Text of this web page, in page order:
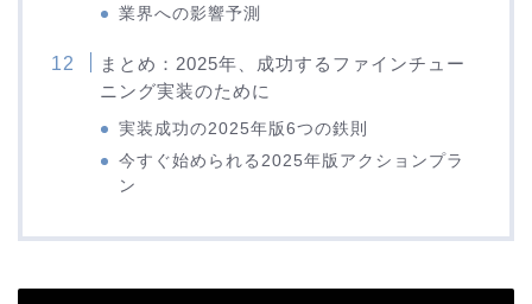
業界への影響予測
まとめ：2025年、成功するファインチュー
ニング実装のために
実装成功の2025年版6つの鉄則
今すぐ始められる2025年版アクションプラ
ン